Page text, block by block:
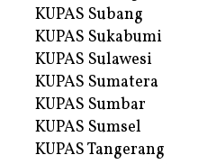
KUPAS Subang
KUPAS Sukabumi
KUPAS Sulawesi
KUPAS Sumatera
KUPAS Sumbar
KUPAS Sumsel
KUPAS Tangerang